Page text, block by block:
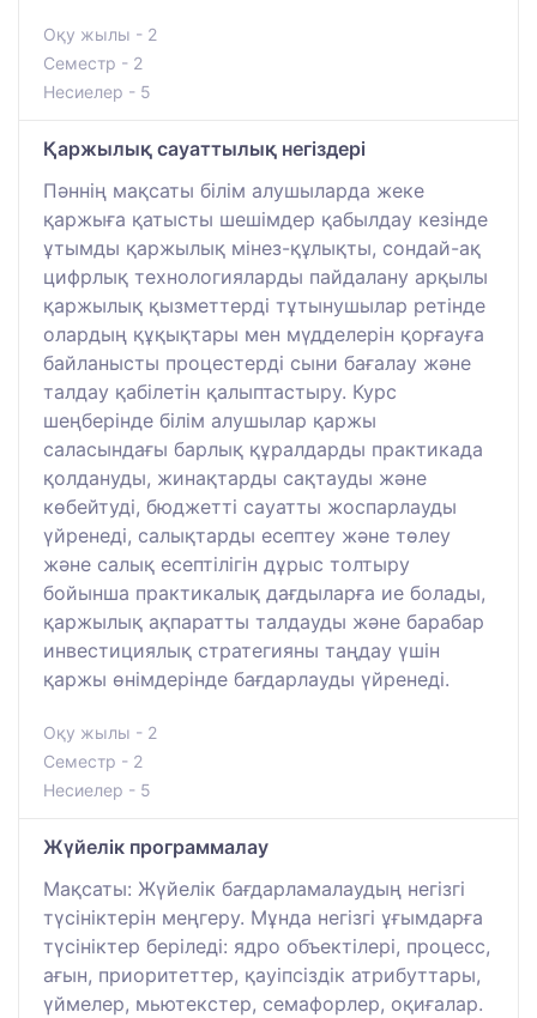
Оқу жылы - 2
Семестр - 2
Несиелер - 5
Қаржылық сауаттылық негіздері
Пәннің мақсаты білім алушыларда жеке
қаржыға қатысты шешімдер қабылдау кезінде
ұтымды қаржылық мінез-құлықты, сондай-ақ
цифрлық технологияларды пайдалану арқылы
қаржылық қызметтерді тұтынушылар ретінде
олардың құқықтары мен мүдделерін қорғауға
байланысты процестерді сыни бағалау және
талдау қабілетін қалыптастыру. Курс
шеңберінде білім алушылар қаржы
саласындағы барлық құралдарды практикада
қолдануды, жинақтарды сақтауды және
көбейтуді, бюджетті сауатты жоспарлауды
үйренеді, салықтарды есептеу және төлеу
және салық есептілігін дұрыс толтыру
бойынша практикалық дағдыларға ие болады,
қаржылық ақпаратты талдауды және барабар
инвестициялық стратегияны таңдау үшін
қаржы өнімдерінде бағдарлауды үйренеді.
Оқу жылы - 2
Семестр - 2
Несиелер - 5
Жүйелік программалау
Мақсаты: Жүйелік бағдарламалаудың негізгі
түсініктерін меңгеру. Мұнда негізгі ұғымдарға
түсініктер беріледі: ядро объектілері, процесс,
ағын, приоритеттер, қауіпсіздік атрибуттары,
үймелер, мьютекстер, семафорлер, оқиғалар.